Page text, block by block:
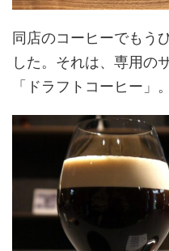
同店のコーヒーでもう
した。それは、専用の
「ドラフトコーヒー」。